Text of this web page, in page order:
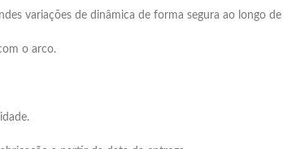
variações de dinâmica de forma segura ao longo
o arco.